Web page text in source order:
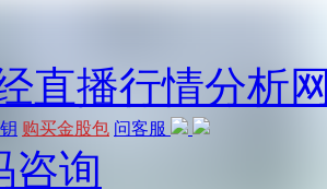
购买金股包 问客服
咨询